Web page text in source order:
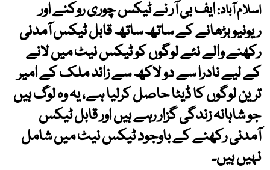
اسلام آباد:ایف بی آر نے ٹیکس چوری روکنے اور
ریونیو بڑھانے کے ساتھ ساتھ قابل ٹیکس آمدنی
رکھنے والے نئے لوگوں کو ٹیکس نیٹ میں لانے
کے لیے نادرا سے دو لاکھ سے زائد ملک کے امیر
ترین لوگوں کا ڈیٹا حاصل کرلیا ہے، یہ وہ لوگ ہیں
جو شاہانہ زندگی گزار رہے ہیں اور قابل ٹیکس
آمدنی رکھنے کے باوجود ٹیکس نیٹ میں شامل
نہیں ہیں۔